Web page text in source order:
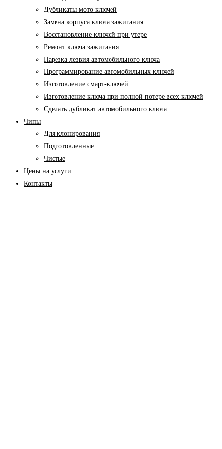
Дубликаты мото ключей
Замена корпуса ключа зажигания
Восстановление ключей при утере
Ремонт ключа зажигания
Нарезка лезвия автомобильного ключа
Программирование автомобильных ключей
Изготовление смарт-ключей
Изготовление ключа при полной потере всех ключей
Cделать дубликат автомобильного ключа
Чипы
Для клонирования
Подготовленные
Чистые
Цены на услуги
Контакты